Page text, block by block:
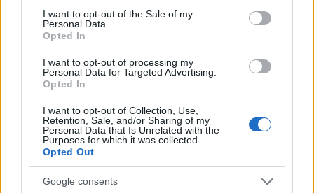
consent section.
I want to opt-out of the Sale of my
Personal Data.
Opted In
I want to opt-out of processing my
Personal Data for Targeted Advertising.
Opted In
I want to opt-out of Collection, Use,
Retention, Sale, and/or Sharing of my
Personal Data that Is Unrelated with the
Purposes for which it was collected.
Opted Out
Google consents
megöleljük a családot, elmegyünk dolgozni, este
meg az operába? Miért van bennünk ez a sürgetés,
hogy másképp kellene élnünk? Talán mert tényleg
másképp kellene?
Ajánlott bejegyzések: